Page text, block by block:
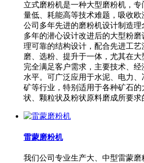
立式磨粉机是一种大型磨粉机，
量低、耗能高等技术难题，吸收
公司多年先进的磨粉机设计制造
多年的潜心设计改进后的大型粉
理可靠的结构设计，配合先进工
磨、选粉、提升于一体，尤其在
完全满足客户需求，主要技术、
水平。可广泛应用于水泥、电力
矿等行业，特别适用于各种矿石
状、颗粒状及粉状原料磨成所要求
雷蒙磨粉机
我们公司专业生产大、中型雷蒙磨